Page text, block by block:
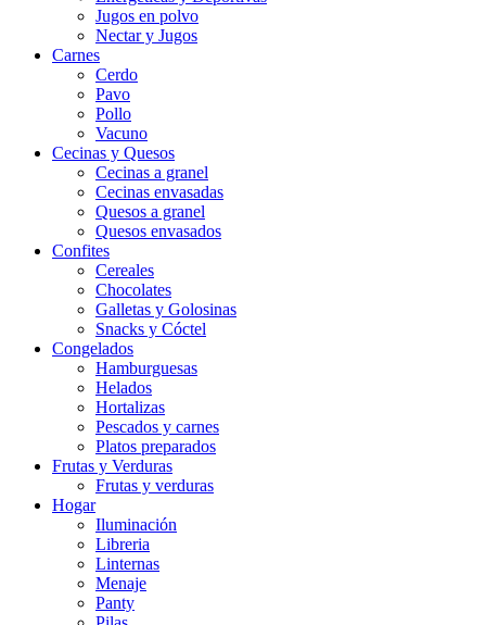
Jugos en polvo
Nectar y Jugos
Carnes
Cerdo
Pavo
Pollo
Vacuno
Cecinas y Quesos
Cecinas a granel
Cecinas envasadas
Quesos a granel
Quesos envasados
Confites
Cereales
Chocolates
Galletas y Golosinas
Snacks y Cóctel
Congelados
Hamburguesas
Helados
Hortalizas
Pescados y carnes
Platos preparados
Frutas y Verduras
Frutas y verduras
Hogar
Iluminación
Libreria
Linternas
Menaje
Panty